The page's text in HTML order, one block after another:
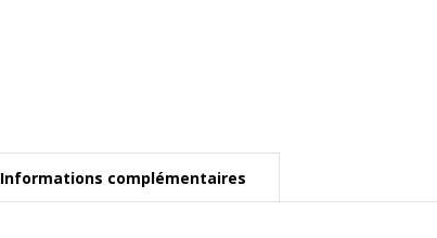
Informations complémentaires